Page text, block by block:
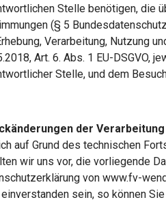
Stelle benötigen, die
(§ 5
Verarbeitung, Nutzung
Art. 6. Abs. 1 EU-DSGVO,
Stelle, und dem
der
auf Grund des technischen
wir uns vor, die vorliegende
von www.fv-
sein, so können